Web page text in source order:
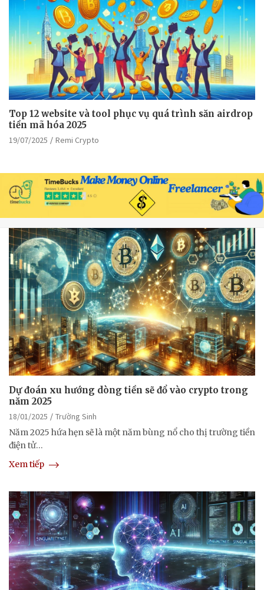
Top 12 website và tool phục vụ quá trình săn airdrop
tiền mã hóa 2025
19/07/2025 Remi Crypto
Dự đoán xu hướng dòng tiền sẽ đổ vào crypto trong
năm 2025
18/01/2025
Trường Sinh
Năm 2025 hứa hẹn sẽ là một năm bùng nổ cho thị trường tiền
điện tử…
Xem tiếp